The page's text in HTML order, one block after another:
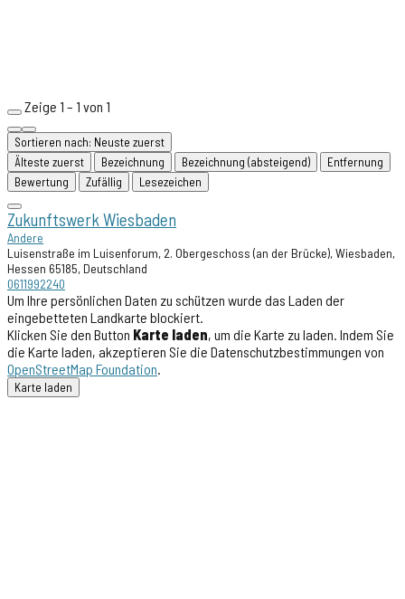
Zeige 1 – 1 von 1
Sortieren nach: Neuste zuerst
Älteste zuerst
Bezeichnung Bezeichnung (absteigend)
Entfernung
Bewertung
Zufällig Lesezeichen
Zukunftswerk Wiesbaden
Andere
Luisenstraße im Luisenforum, 2. Obergeschoss (an der Brücke), Wiesbaden,
Hessen 65185, Deutschland
0611992240
Um Ihre persönlichen Daten zu schützen wurde das Laden der
eingebetteten Landkarte blockiert.
Klicken Sie den Button Karte laden, um die Karte zu laden. Indem Sie
die Karte laden, akzeptieren Sie die Datenschutzbestimmungen von
OpenStreetMap Foundation.
Karte laden